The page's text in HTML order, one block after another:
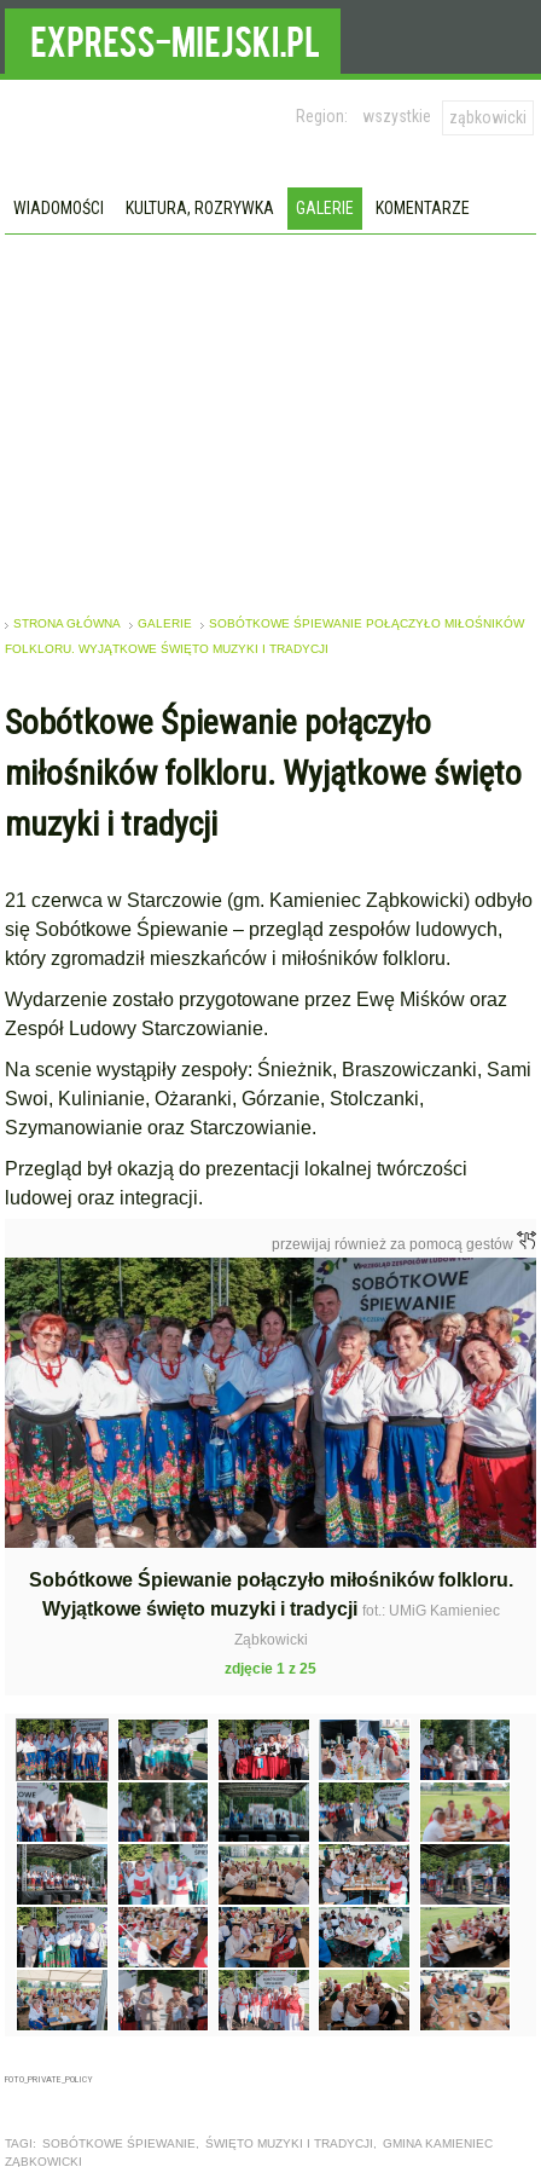
Region: wszystkie ząbkowicki
WIADOMOŚCI KULTURA, ROZRYWKA GALERIE KOMENTARZE
STRONA GŁÓWNA GALERIE
SOBÓTKOWE ŚPIEWANIE POŁĄCZYŁO MIŁOŚNIKÓW
FOLKLORU. WYJĄTKOWE ŚWIĘTO MUZYKI I TRADYCJI
Sobótkowe Śpiewanie połączyło
miłośników folkloru. Wyjątkowe święto
muzyki i tradycji
21 czerwca w Starczowie (gm. Kamieniec Ząbkowicki) odbyło
się Sobótkowe Śpiewanie – przegląd zespołów ludowych,
który zgromadził mieszkańców i miłośników folkloru.
Wydarzenie zostało przygotowane przez Ewę Miśków oraz
Zespół Ludowy Starczowianie.
Na scenie wystąpiły zespoły: Śnieżnik, Braszowiczanki, Sami
Swoi, Kulinianie, Ożaranki, Górzanie, Stolczanki,
Szymanowianie oraz Starczowianie.
Przegląd był okazją do prezentacji lokalnej twórczości
ludowej oraz integracji.
przewijaj również za pomocą gestów
Sobótkowe Śpiewanie połączyło miłośników folkloru.
Wyjątkowe święto muzyki i tradycji fot.: UMiG Kamieniec
Ząbkowicki
zdjęcie 1 z 25
FOTO_PRIVATE_POLICY
TAGI: SOBÓTKOWE ŚPIEWANIE ŚWIĘTO MUZYKI I TRADYCJI
GMINA KAMIENIEC
ZĄBKOWICKI